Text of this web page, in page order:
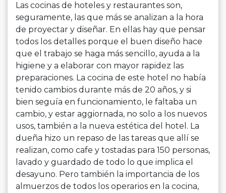
Las cocinas de hoteles y restaurantes son,
seguramente, las que más se analizan a la hora
de proyectar y diseñar. En ellas hay que pensar
todos los detalles porque el buen diseño hace
que el trabajo se haga más sencillo, ayuda a la
higiene y a elaborar con mayor rapidez las
preparaciones. La cocina de este hotel no había
tenido cambios durante más de 20 años, y si
bien seguía en funcionamiento, le faltaba un
cambio, y estar aggiornada, no solo a los nuevos
usos, también a la nueva estética del hotel. La
dueña hizo un repaso de las tareas que allí se
realizan, como cafe y tostadas para 150 personas,
lavado y guardado de todo lo que implica el
desayuno. Pero también la importancia de los
almuerzos de todos los operarios en la cocina,